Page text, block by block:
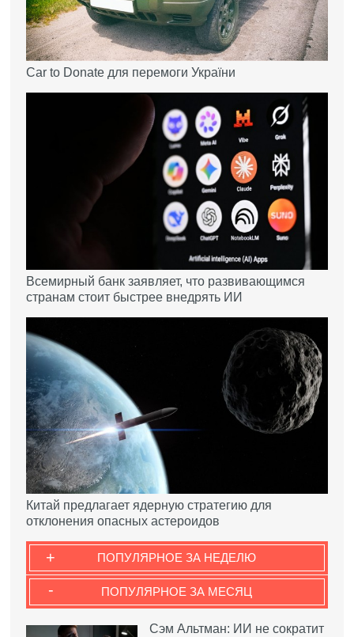
Car to Donate для перемоги України
Всемирный банк заявляет, что развивающимся
странам стоит быстрее внедрять ИИ
Китай предлагает ядерную стратегию для
отклонения опасных астероидов
ПОПУЛЯРНОЕ ЗА НЕДЕЛЮ
+
ПОПУЛЯРНОЕ ЗА МЕСЯЦ
-
Сэм Альтман: ИИ не сократит